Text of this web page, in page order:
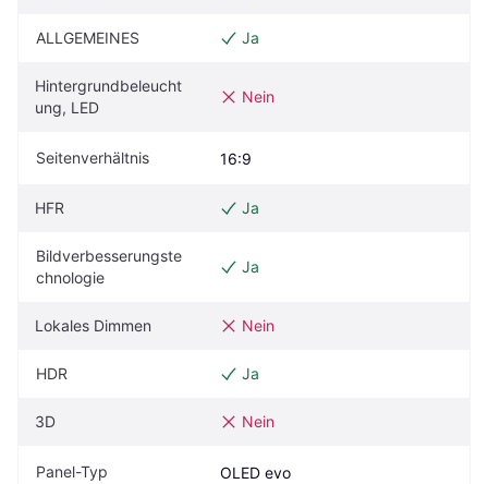
ALLGEMEINES Ja
Hintergrundbeleucht
ung, LED
Nein
Seitenverhältnis 16:9
HFR Ja
Bildverbesserungste
chnologie
Ja
Lokales Dimmen Nein
HDR Ja
3D Nein
Panel-Typ OLED evo